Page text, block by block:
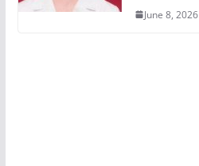
June 8, 2026